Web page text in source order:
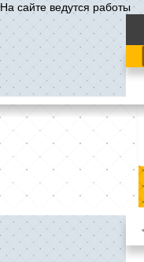
На сайте ведутся работы
ангелов